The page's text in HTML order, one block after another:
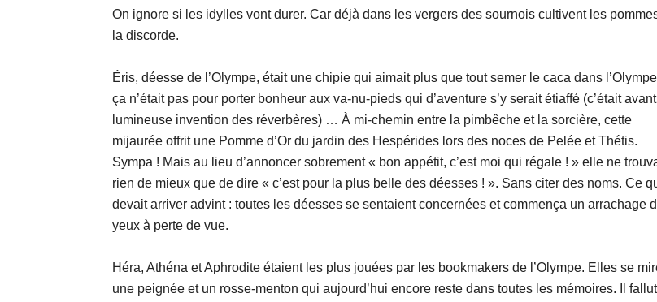
On ignore si les idylles vont durer. Car déjà dans les vergers des sournois cultivent les
la discorde.
Éris, déesse de l’Olympe, était une chipie qui aimait plus que tout semer le caca dans
ça n’était pas pour porter bonheur aux va-nu-pieds qui d’aventure s’y serait étiaffé (c’était
lumineuse invention des réverbères) … À mi-chemin entre la pimbêche et la sorcière, cette
mijaurée offrit une Pomme d’Or du jardin des Hespérides lors des noces de Pelée et Thétis.
Sympa ! Mais au lieu d’annoncer sobrement « bon appétit, c’est moi qui régale ! » elle ne
rien de mieux que de dire « c’est pour la plus belle des déesses ! ». Sans citer des noms. Ce
devait arriver advint : toutes les déesses se sentaient concernées et commença un arrachage
yeux à perte de vue.
Héra, Athéna et Aphrodite étaient les plus jouées par les bookmakers de l’Olympe. Elles se
une peignée et un rosse-menton qui aujourd’hui encore reste dans toutes les mémoires. Il